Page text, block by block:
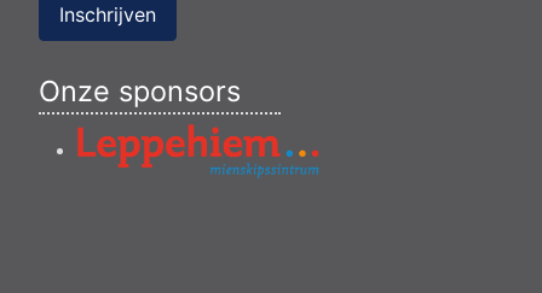
Inschrijven
Onze sponsors